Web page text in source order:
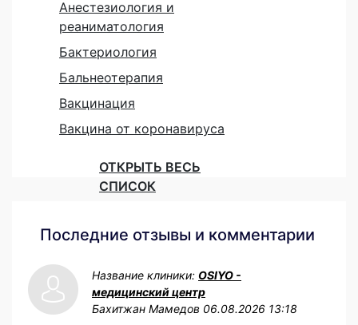
Анестезиология и
реаниматология
Бактериология
Бальнеотерапия
Вакцинация
Вакцина от коронавируса
ОТКРЫТЬ ВЕСЬ
СПИСОК
Последние отзывы и комментарии
Название клиники: OSIYO -
медицинский центр
Бахитжан Мамедов 06.08.2026 13:18